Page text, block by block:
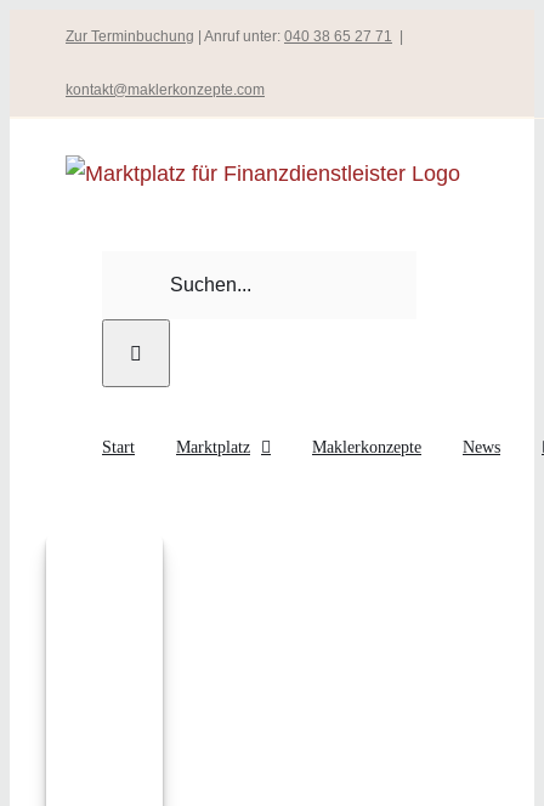
springen
Zur Terminbuchung | Anruf unter: 040 38 65 27 71
kontakt@maklerkonzepte.com
Start Marktplatz Maklerkonzepte News